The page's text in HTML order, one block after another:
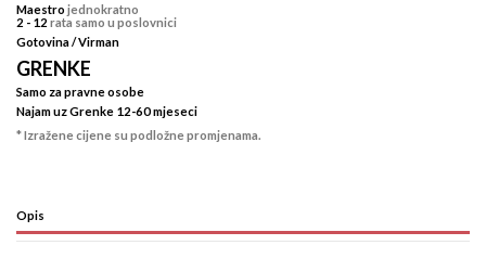
Maestro jednokratno
2 - 12 rata samo u poslovnici
Gotovina / Virman
GRENKE
Samo za pravne osobe
Najam uz Grenke 12-60 mjeseci
* Izražene cijene su podložne promjenama.
Opis